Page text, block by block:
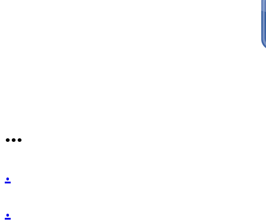
...
.
.